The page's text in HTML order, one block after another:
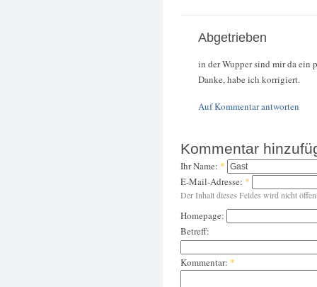
Abgetrieben
in der Wupper sind mir da ein
Danke, habe ich korrigiert.
Auf Kommentar antworten
Kommentar
Ihr Name: *
E-Mail-Adresse: *
Der Inhalt dieses Feldes wird nicht
Homepage:
Betreff:
Kommentar: *